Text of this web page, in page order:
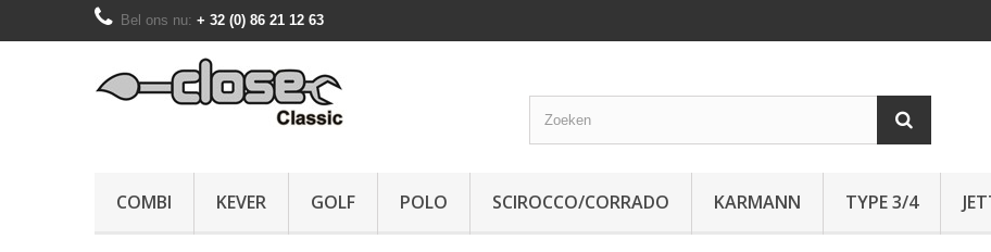
Bel ons nu: + 32 (0) 86 21 12 63
COMBI KEVER GOLF POLO SCIROCCO/CORRADO KARMANN TYPE 3/4